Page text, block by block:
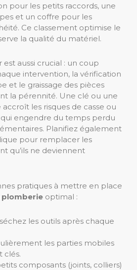
pour les petits raccords, une
et un coffre pour les
Ce classement optimise le
la qualité du matériel.
est aussi crucial : un coup
intervention, la vérification
et le graissage des pièces
la pérennité. Une clé ou une
les risques de casse ou
qui engendre du temps perdu
Planifiez également
pour remplacer les
qu’ils ne deviennent
pratiques à mettre en place
optimal :
les outils après chaque
les parties mobiles
clés.
composants (joints, colliers)